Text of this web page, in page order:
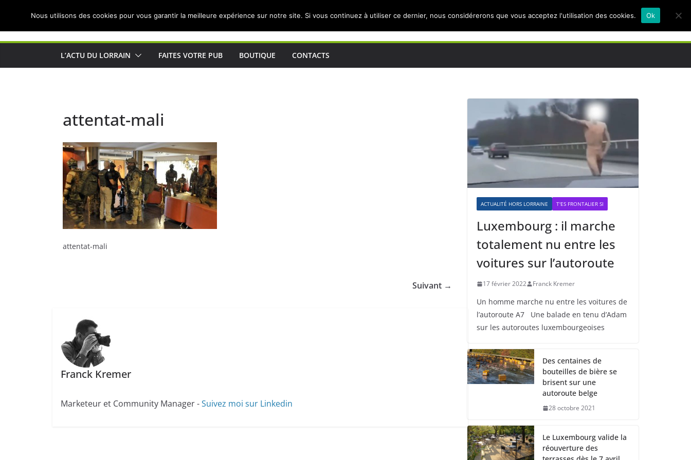
Actualités de Lorraine pour les Lorrains
L’ACTU DU LORRAIN FAITES VOTRE PUB BOUTIQUE CONTACTS
attentat-mali
attentat-mali
Suivant →
Franck Kremer
Marketeur et Community Manager -Suivez moi sur Linkedin
ACTUALITÉ HORS LORRAINE T'ES FRONTALIER SI
Luxembourg : il marche
totalement nu entre les
voitures sur l’autoroute
17 février 2022 Franck Kremer
Un homme marche nu entre les voitures de
l’autoroute A7 Une balade en tenu d’Adam
sur les autoroutes luxembourgeoises
Des centaines de
bouteilles de bière se
brisent sur une
autoroute belge
28 octobre 2021
Le Luxembourg valide la
réouverture des
Nous utilisons des cookies pour vous garantir la meilleure expérience sur notre site. Si vous continuez à utiliser ce dernier, nous considérerons que vous acceptez l'utilisation des cookies. Ok